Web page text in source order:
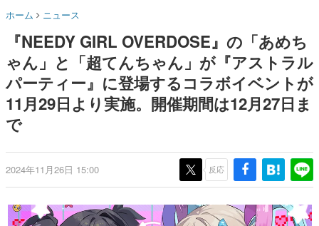
名作ゲームクリエイターの方々に製作時のエピソードをお
きます。
赫本
この物語を解いてはいけない。『赫本』は、〈試験問題〉
の形をした短編ホラー小説集です。
ゲーム世代の作家たち
ゲームに多大な影響を受けた作家さんに取材し、ゲームが
画です。
年2月下旬に稼働予定
ホーム ニュース
『NEEDY GIRL OVERDOSE』の「あめち
ゃん」と「超てんちゃん」が『アストラル
パーティー』に登場するコラボイベントが
11月29日より実施。開催期間は12月27日ま
で
2024年11月26日 15:00 反応